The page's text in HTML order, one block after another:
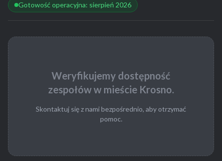
Gotowość operacyjna: sierpień 2026
Weryfikujemy dostępność
zespołów w mieście Krosno.
Skontaktuj się z nami bezpośrednio, aby otrzymać
pomoc.